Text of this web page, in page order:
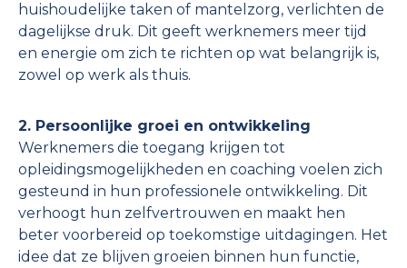
huishoudelijke taken of mantelzorg, verlichten de
dagelijkse druk. Dit geeft werknemers meer tijd
en energie om zich te richten op wat belangrijk is,
zowel op werk als thuis.
2. Persoonlijke groei en ontwikkeling
Werknemers die toegang krijgen tot
opleidingsmogelijkheden en coaching voelen zich
gesteund in hun professionele ontwikkeling. Dit
verhoogt hun zelfvertrouwen en maakt hen
beter voorbereid op toekomstige uitdagingen. Het
idee dat ze blijven groeien binnen hun functie,